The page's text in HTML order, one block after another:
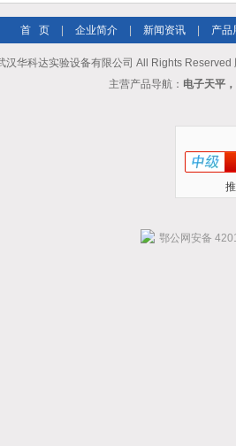
首 页 企业简介 新闻资讯 产品
汉华科达实验设备有限公司 All Rights Reserved
主营产品导航： 电子天平
鄂公网安备